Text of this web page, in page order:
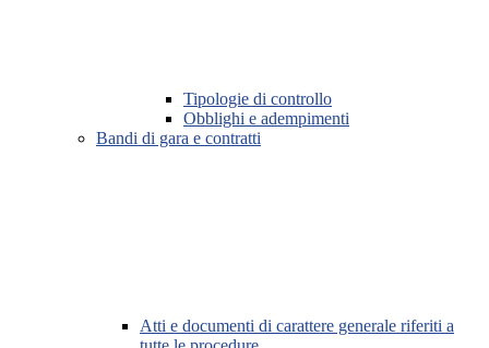
Tipologie di controllo
Obblighi e adempimenti
Bandi di gara e contratti
Atti e documenti di carattere generale riferiti a